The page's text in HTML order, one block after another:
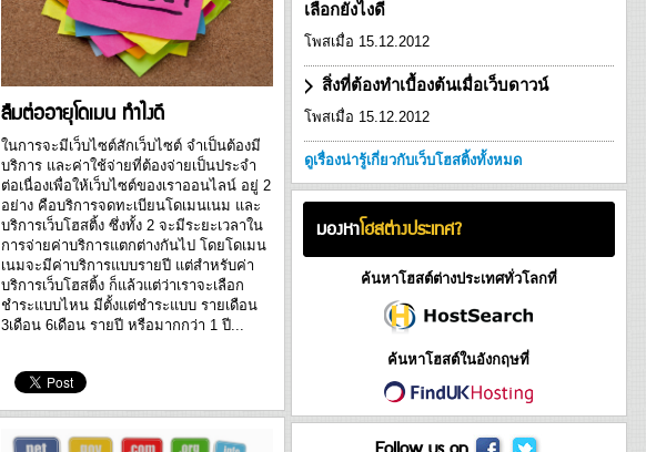
เกี่ยวกับบริการเว็บโฮสติ้งชนิดนี้ •...
ลืมต่ออายุโดเมน ทำไงดี
ในการจะมีเว็บไซต์สักเว็บไซต์ จำเป็นต้องมี
บริการ และค่าใช้จ่ายที่ต้องจ่ายเป็นประจำ
ต่อเนื่องเพื่อให้เว็บไซต์ของเราออนไลน์ อยู่ 2
อย่าง คือบริการจดทะเบียนโดเมนเนม และ
บริการเว็บโฮสติ้ง ซึ่งทั้ง 2 จะมีระยะเวลาใน
การจ่ายค่าบริการแตกต่างกันไป โดยโดเมน
เนมจะมีค่าบริการแบบรายปี แต่สำหรับค่า
บริการเว็บโฮสติ้ง ก็แล้วแต่ว่าเราจะเลือก
ชำระแบบไหน มีตั้งแต่ชำระแบบ รายเดือน
3เดือน 6เดือน รายปี หรือมากกว่า 1 ปี...
เลือกยังไงดี
โพสเมื่อ 15.12.2012
สิ่งที่ต้องทำเบื้องต้นเมื่อเว็บดาวน์
โพสเมื่อ 15.12.2012
ดูเรื่องน่ารู้เกี่ยวกับเว็บโฮสติ้งทั้งหมด
มองหาโฮสต่างประเทศ?
ค้นหาโฮสต์ต่างประเทศทั่วโลกที่
ค้นหาโฮสต์ในอังกฤษที่